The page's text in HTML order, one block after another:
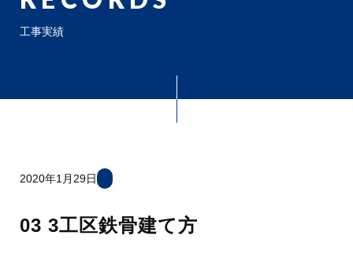
工事実績
2020年1月29日
03 3工区鉄骨建て方